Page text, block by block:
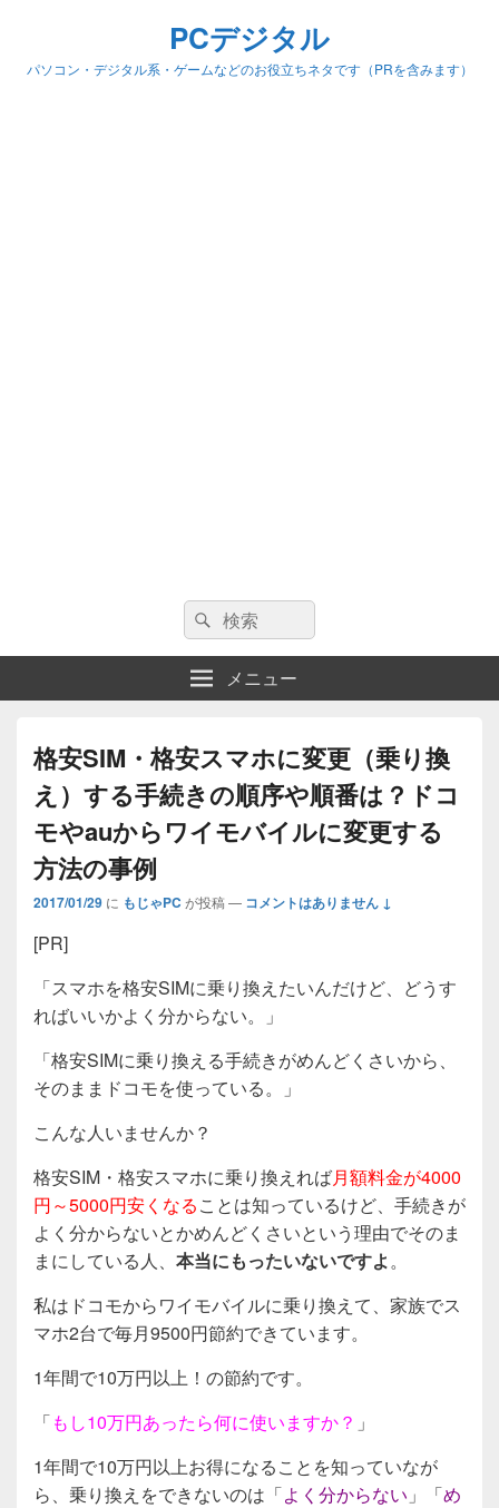
PCデジタル
パソコン・デジタル系・ゲームなどのお役立ちネタです（PRを含みます）
検
索:
検
索
メニュー
格安SIM・格安スマホに変更（乗り換
え）する手続きの順序や順番は？ドコ
モやauからワイモバイルに変更する
方法の事例
2017/01/29 に もじゃPC が投稿 — コメントはありません ↓
[PR]
「スマホを格安SIMに乗り換えたいんだけど、どうす
ればいいかよく分からない。」
「格安SIMに乗り換える手続きがめんどくさいから、
そのままドコモを使っている。」
こんな人いませんか？
格安SIM・格安スマホに乗り換えれば月額料金が4000
円～5000円安くなることは知っているけど、手続きが
よく分からないとかめんどくさいという理由でそのま
まにしている人、 本当にもったいないですよ。
私はドコモからワイモバイルに乗り換えて、家族でス
マホ2台で毎月9500円節約できています。
1年間で10万円以上！の節約です。
「もし10万円あったら何に使いますか？ 」
1年間で10万円以上お得になることを知っていなが
ら、乗り換えをできないのは「よく分からない 」「め